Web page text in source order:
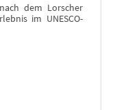
dem Lorscher
im UNESCO-